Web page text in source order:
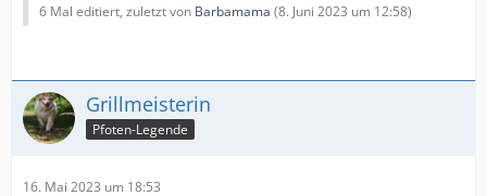
6 Mal editiert, zuletzt von Barbamama (8. Juni 2023 um 12:58)
Grillmeisterin
Pfoten-Legende
16. Mai 2023 um 18:53